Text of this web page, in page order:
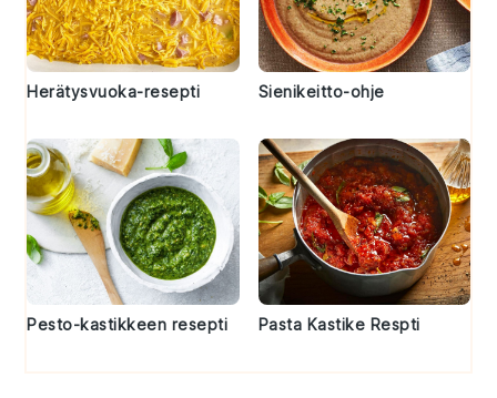
Herätysvuoka-resepti Sienikeitto-ohje
Pesto-kastikkeen resepti Pasta Kastike Respti